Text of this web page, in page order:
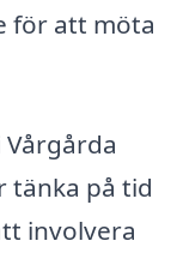
för att möta
tänka på tid
involvera